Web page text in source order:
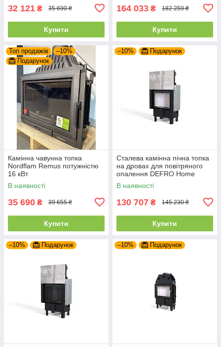
32 121 ₴ 35 690 ₴
Купити
164 033 ₴ 182 259 ₴
Купити
Топ продажів
–10%
Подарунок
Камінна чавунна топка
Nordflam Remus потужністю
16 кВт
В наявності
35 690 ₴ 39 655 ₴
Купити
–10% Подарунок
Сталева камінна пічна топка
на дровах для повітряного
опалення DEFRO Home
INTRA SM G
В наявності
130 707 ₴ 145 230 ₴
Купити
–10% Подарунок –10% Подарунок